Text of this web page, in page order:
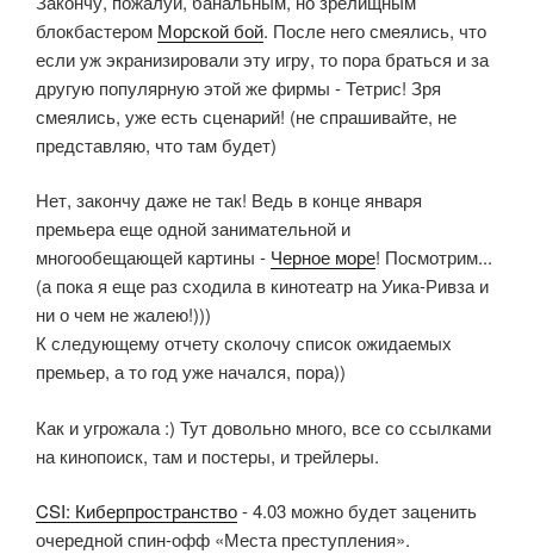
блокбастером Морской бой. После него смеялись, что
если уж экранизировали эту игру, то пора браться и за
другую популярную этой же фирмы - Тетрис! Зря
смеялись, уже есть сценарий! (не спрашивайте, не
представляю, что там будет)
Нет, закончу даже не так! Ведь в конце января
премьера еще одной занимательной и
многообещающей картины - Черное море! Посмотрим...
(а пока я еще раз сходила в кинотеатр на Уика-Ривза и
ни о чем не жалею!)))
К следующему отчету сколочу список ожидаемых
премьер, а то год уже начался, пора))
Как и угрожала :) Тут довольно много, все со ссылками
на кинопоиск, там и постеры, и трейлеры.
CSI: Киберпространство- 4.03 можно будет заценить
очередной спин-офф «Места преступления».